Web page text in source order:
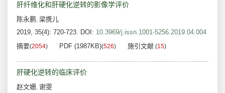
肝纤维化和肝硬化逆转的影像学评价
陈永鹏, 梁携儿
2019, 35(4): 720-723. DOI: 10.3969/j.issn.1001-5256.2019.04.004
摘要(2054) PDF (1987KB)(526) 施引文献 (15)
肝硬化逆转的临床评价
赵文姗, 谢雯